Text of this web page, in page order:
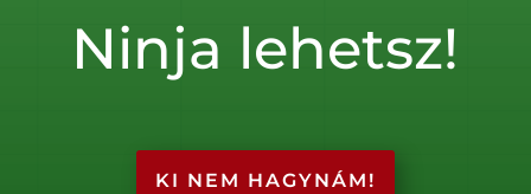
Ninja lehetsz!
KI NEM HAGYNÁM!